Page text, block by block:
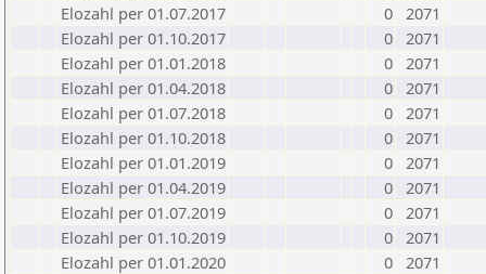
Elozahl per 01.07.2017
0 2071
Elozahl per 01.10.2017
0 2071
Elozahl per 01.01.2018
0 2071
Elozahl per 01.04.2018
0 2071
Elozahl per 01.07.2018
0 2071
Elozahl per 01.10.2018
0 2071
Elozahl per 01.01.2019
0 2071
Elozahl per 01.04.2019
0 2071
Elozahl per 01.07.2019
0 2071
Elozahl per 01.10.2019
0 2071
Elozahl per 01.01.2020
0 2071